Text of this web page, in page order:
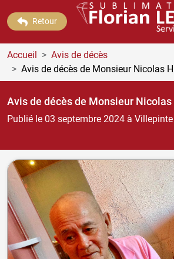
Retour
Accueil
Avis de décès
Avis de décès de Monsieur Nicolas
Avis de décès de Monsieur Nicolas
Publié le 03 septembre 2024 à Villepinte